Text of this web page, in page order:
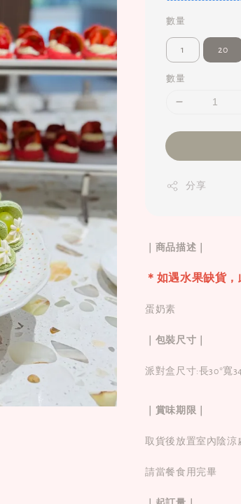
數量
1 20
數量
分享
｜商品描述｜
＊如遇水果缺貨
蛋奶素
｜包裝尺寸｜
派對盒尺寸:長30*寬
｜賞味期限｜
取貨後放置室內陰涼
請當餐食用完畢